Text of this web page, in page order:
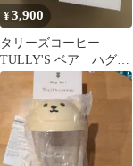
¥3,900
タリーズコーヒー
TULLY'S ベア ハグミ
ーボトル